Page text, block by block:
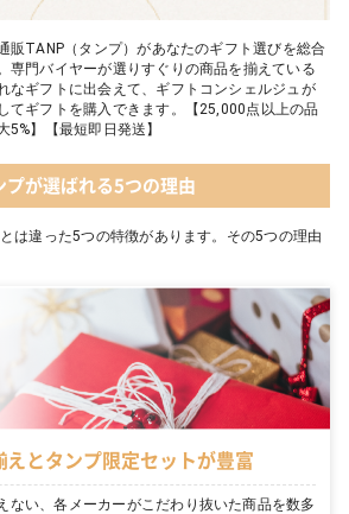
販TANP（タンプ）があなたのギフト選びを総合
専門バイヤーが選りすぐりの商品を揃えている
なギフトに出会えて、ギフトコンシェルジュが
てギフトを購入できます。【25,000点以上の品
】【最短即日発送】
プが選ばれる5つの理由
は違った5つの特徴があります。その5つの理由
えとタンプ限定セットが豊富
ない、各メーカーがこだわり抜いた商品を数多